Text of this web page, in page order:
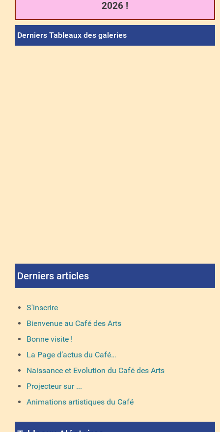
2026 !
Derniers Tableaux des galeries
Derniers articles
S'inscrire
Bienvenue au Café des Arts
Bonne visite !
La Page d’actus du Café…
Naissance et Evolution du Café des Arts
Projecteur sur ...
Animations artistiques du Café